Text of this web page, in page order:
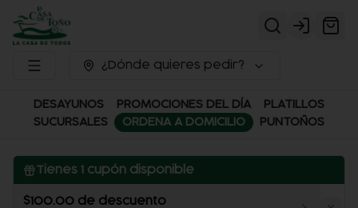
Login
¿Dónde quieres pedir?
DESAYUNOS PROMOCIONES DEL DÍA
PLATILLOS
SUCURSALES
ORDENA A DOMICILIO PUNTOÑOS
Tienes 1 cupón disponible
$100.00 de descuento